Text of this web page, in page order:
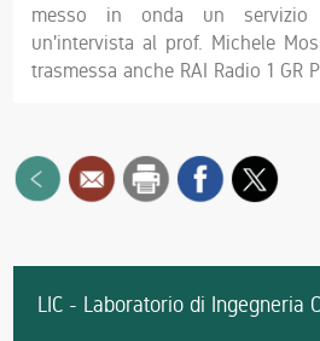
messo in onda un servizio
un'intervista al prof. Michele
trasmessa anche RAI Radio 1 GR
LIC - Laboratorio di Ingegneria